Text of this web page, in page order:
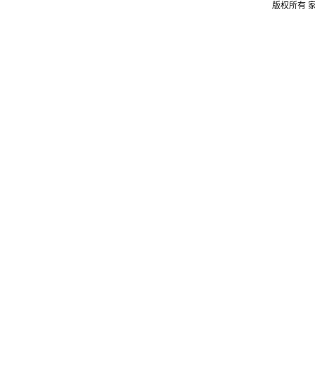
版权所有